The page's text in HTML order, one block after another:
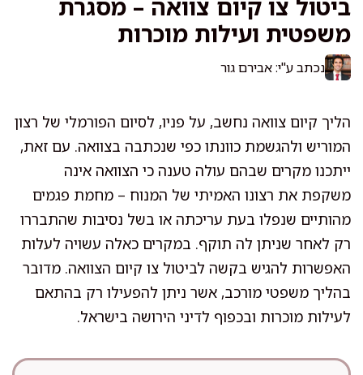
ביטול צו קיום צוואה – מסגרת
משפטית ועילות מוכרות
נכתב ע"י: אבירם גור
הליך קיום צוואה נחשב, על פניו, לסיום הפורמלי של רצון
המוריש ולהגשמת כוונתו כפי שנכתבה בצוואה. עם זאת,
ייתכנו מקרים שבהם עולה טענה כי הצוואה אינה
משקפת את רצונו האמיתי של המנוח – מחמת פגמים
מהותיים שנפלו בעת עריכתה או בשל נסיבות שהתבררו
רק לאחר שניתן לה תוקף. במקרים כאלה עשויה לעלות
האפשרות להגיש בקשה לביטול צו קיום הצוואה. מדובר
בהליך משפטי מורכב, אשר ניתן להפעילו רק בהתאם
לעילות מוכרות ובכפוף לדיני הירושה בישראל.